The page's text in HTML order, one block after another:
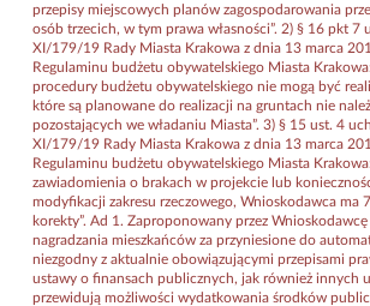
przepisy miejscowych planów zagospodarowania
osób trzecich, w tym prawa własności”. 2) § 16 pkt 7
XI/179/19 Rady Miasta Krakowa z dnia 13 marca
Regulaminu budżetu obywatelskiego Miasta
procedury budżetu obywatelskiego nie mogą być
które są planowane do realizacji na gruntach nie
pozostających we władaniu Miasta”. 3) § 15 ust. 4
XI/179/19 Rady Miasta Krakowa z dnia 13 marca
Regulaminu budżetu obywatelskiego Miasta
zawiadomienia o brakach w projekcie lub
modyfikacji zakresu rzeczowego, Wnioskodawca ma
korekty”. Ad 1. Zaproponowany przez
nagradzania mieszkańców za przyniesione do
niezgodny z aktualnie obowiązującymi przepisami
ustawy o finansach publicznych, jak również innych
przewidują możliwości wydatkowania środków